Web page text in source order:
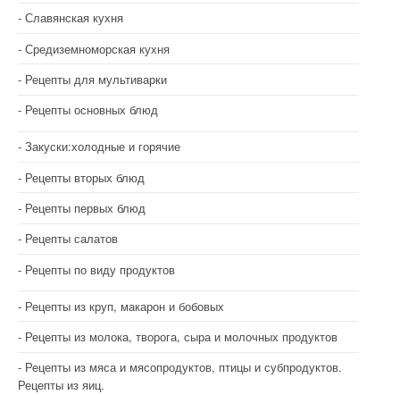
Славянская кухня
Средиземноморская кухня
Рецепты для мультиварки
Рецепты основных блюд
Закуски:холодные и горячие
Рецепты вторых блюд
Рецепты первых блюд
Рецепты салатов
Рецепты по виду продуктов
Рецепты из круп, макарон и бобовых
Рецепты из молока, творога, сыра и молочных продуктов
Рецепты из мяса и мясопродуктов, птицы и субпродуктов.
Рецепты из яиц.